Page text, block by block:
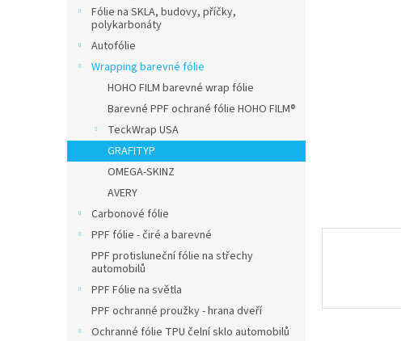
Fólie na SKLA, budovy, příčky,
polykarbonáty
Autofólie
Wrapping barevné fólie
HOHO FILM barevné wrap fólie
Barevné PPF ochrané fólie HOHO FILM®
TeckWrap USA
GRAFITYP
OMEGA-SKINZ
AVERY
Carbonové fólie
PPF fólie - čiré a barevné
PPF protisluneční fólie na střechy
automobilů
PPF Fólie na světla
PPF ochranné proužky - hrana dveří
Ochranné fólie TPU čelní sklo automobilů